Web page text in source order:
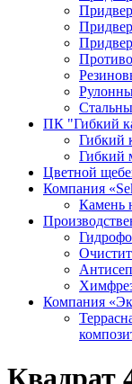
ПК "Гибкий
Гибкий
Гибкий
Цветной
Компания
Камень
Компания